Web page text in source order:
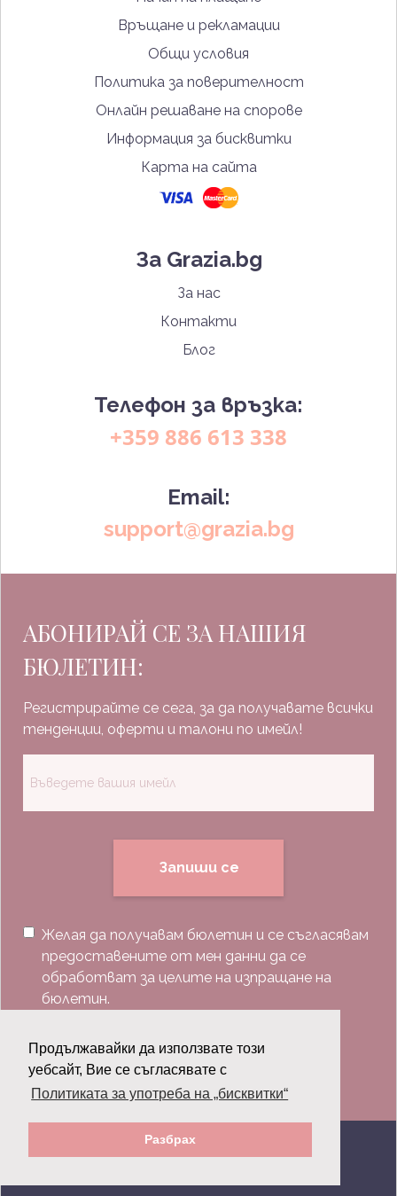
Продължавайки да използвате този
уебсайт, Вие се съгласявате с
Политиката за употреба на „бисквитки“
Разбрах
Връщане и рекламации
Общи условия
Политика за поверителност
Онлайн решаване на спорове
Информация за бисквитки
Карта на сайта
За Grazia.bg
За нас
Контакти
Блог
Телефон за връзка:
+359 886 613 338
Email:
support@grazia.bg
АБОНИРАЙ СЕ ЗА НАШИЯ
БЮЛЕТИН:
Регистрирайте се сега, за да получавате всички
тенденции, оферти и талони по имейл!
Запиши се
Желая да получавам бюлетин и се съгласявам
предоставените от мен данни да се
обработват за целите на изпращане на
бюлетин.
Последвай ни:
© 2026 Grazia.bg - Всички права запазени